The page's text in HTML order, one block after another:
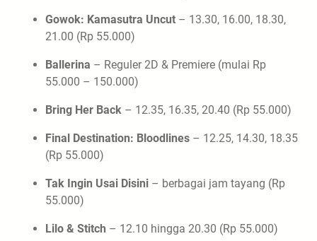
Gowok: Kamasutra Uncut – 13.30, 16.00, 18.30,
21.00 (Rp 55.000)
Ballerina – Reguler 2D & Premiere (mulai Rp
55.000 – 150.000)
Bring Her Back – 12.35, 16.35, 20.40 (Rp 55.000)
Final Destination: Bloodlines – 12.25, 14.30, 18.35
(Rp 55.000)
Tak Ingin Usai Disini – berbagai jam tayang (Rp
55.000)
Lilo & Stitch – 12.10 hingga 20.30 (Rp 55.000)